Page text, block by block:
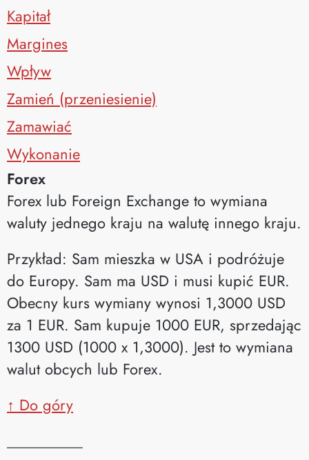
Kapitał
Margines
Wpływ
Zamień (przeniesienie)
Zamawiać
Wykonanie
Forex
Forex lub Foreign Exchange to wymiana
waluty jednego kraju na walutę innego kraju.
Przykład: Sam mieszka w USA i podróżuje
do Europy. Sam ma USD i musi kupić EUR.
Obecny kurs wymiany wynosi 1,3000 USD
za 1 EUR. Sam kupuje 1000 EUR, sprzedając
1300 USD (1000 x 1,3000). Jest to wymiana
walut obcych lub Forex.
↑ Do góry